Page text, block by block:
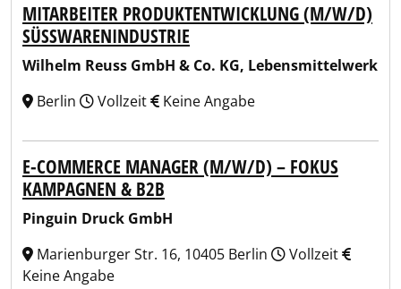
MITARBEITER PRODUKTENTWICKLUNG (M/W/D)
SÜSSWARENINDUSTRIE
Wilhelm Reuss GmbH & Co. KG, Lebensmittelwerk
Berlin
Vollzeit Keine Angabe
E-COMMERCE MANAGER (M/W/D) – FOKUS
KAMPAGNEN & B2B
Pinguin Druck GmbH
Marienburger Str. 16, 10405 Berlin
Vollzeit
Keine Angabe